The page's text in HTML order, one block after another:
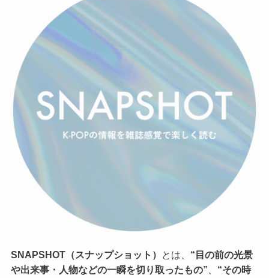
SNAPSHOT（スナップショット） とは、 “目の前の光景
や出来事・人物などの一瞬を切り取ったもの”
“その時